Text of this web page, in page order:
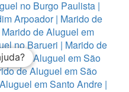
no Burgo Paulista |
Arpoador| Marido de
Marido de Aluguel em
no Barueri | Marido de
de Aluguel em São
de Aluguel em São
em Santo Andre|